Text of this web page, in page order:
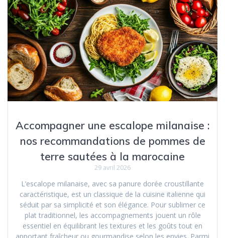
Accompagner une escalope milanaise :
nos recommandations de pommes de
terre sautées à la marocaine
29 avril 2026
L’escalope milanaise, avec sa panure dorée croustillante
caractéristique, est un classique de la cuisine italienne qui
séduit par sa simplicité et son élégance. Pour sublimer ce
plat traditionnel, les accompagnements jouent un rôle
essentiel en équilibrant les textures et les goûts tout en